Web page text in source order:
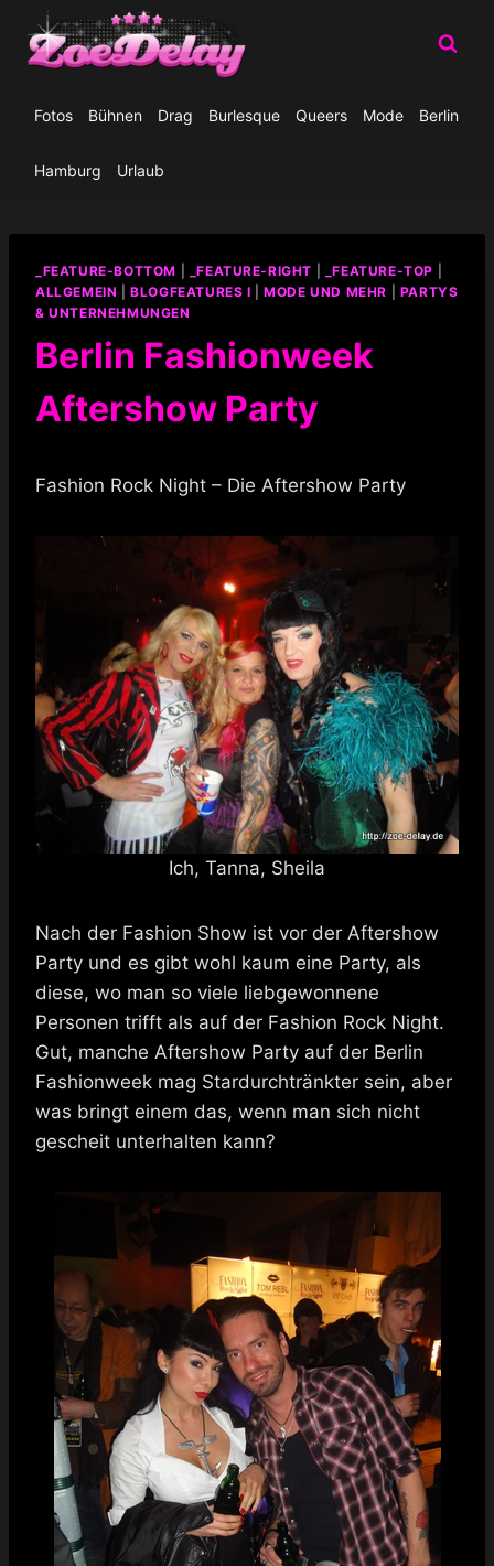
Inhalt
springen
Fotos Bühnen Drag Burlesque Queers Mode Berlin
Hamburg Urlaub
_FEATURE-BOTTOM _FEATURE-RIGHT _FEATURE-TOP
ALLGEMEIN |BLOGFEATURES I |MODE UND MEHR
PARTYS
& UNTERNEHMUNGEN
Berlin Fashionweek
Aftershow Party
Fashion Rock Night – Die Aftershow Party
Ich, Tanna, Sheila
Nach der Fashion Show ist vor der Aftershow
Party und es gibt wohl kaum eine Party, als
diese, wo man so viele liebgewonnene
Personen trifft als auf der Fashion Rock Night.
Gut, manche Aftershow Party auf der Berlin
Fashionweek mag Stardurchtränkter sein, aber
was bringt einem das, wenn man sich nicht
gescheit unterhalten kann?